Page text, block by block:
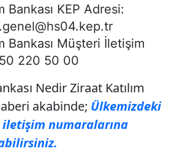
Bankası KEP Adresi:
Bankası Müşteri İletişim
220 50 00
Nedir Ziraat Katılım
akabinde; Ülkemizdeki
numaralarına